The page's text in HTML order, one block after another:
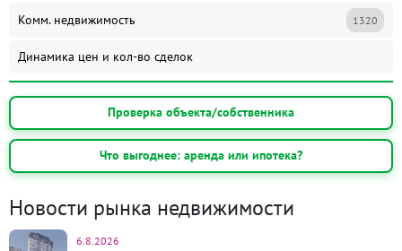
Комм. недвижимость 1320
Динамика цен и кол-во сделок
Проверка объекта/собственника
Что выгоднее: аренда или ипотека?
Новости рынка недвижимости
6.8.2026